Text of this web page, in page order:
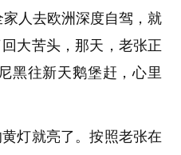
人去欧洲深度自驾，就
大苦头，那天，老张正
黑往新天鹅堡赶，心里
灯就亮了。按照老张在